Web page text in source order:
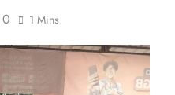
0 1 Mins